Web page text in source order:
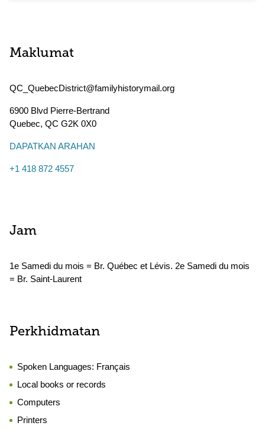
Maklumat
QC_QuebecDistrict@familyhistorymail.org
6900 Blvd Pierre-Bertrand
Quebec, QC G2K 0X0
DAPATKAN ARAHAN
+1 418 872 4557
Jam
1e Samedi du mois = Br. Québec et Lévis. 2e Samedi du mois
= Br. Saint-Laurent
Perkhidmatan
Spoken Languages: Français
Local books or records
Computers
Printers